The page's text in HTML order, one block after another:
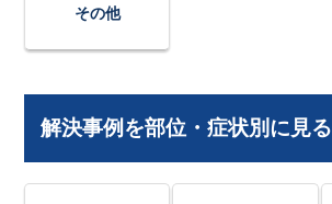
その他
解決事例を部位・症状別に見る